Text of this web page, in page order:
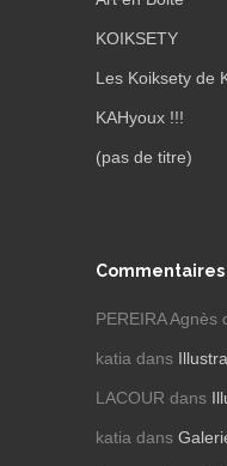
KOIKSETY
Les Koiksety de
KAHyoux !!!
(pas de titre)
PEREIRA Agnès
katia dans
LACOUR dans
katia dans